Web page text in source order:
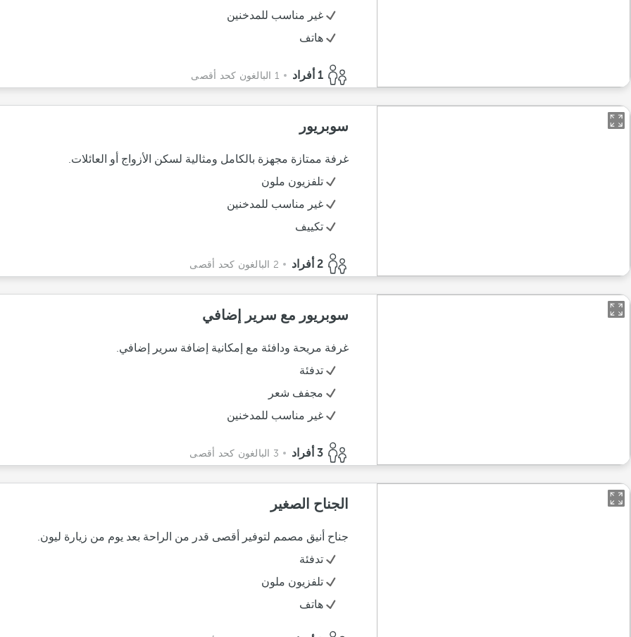
غير مناسب للمدخنين
هاتف
1 البالغون كحد أقصى
سوبريور
غرفة ممتازة مجهزة بالكامل ومثالية لسكن الأزواج أو العائلات.
تلفزيون ملون
غير مناسب للمدخنين
تكييف
2 البالغون كحد أقصى
سوبريور مع سرير إضافي
غرفة مريحة ودافئة مع إمكانية إضافة سرير إضافي.
تدفئة
مجفف شعر
غير مناسب للمدخنين
3 البالغون كحد أقصى
الجناح الصغير
جناح أنيق مصمم لتوفير أقصى قدر من الراحة بعد يوم من زيارة ليون.
تدفئة
تلفزيون ملون
هاتف